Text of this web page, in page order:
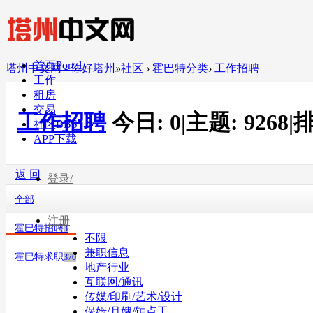
首页Portal
工作
租房
交易
社区BBS
APP下载
登录/
注册
塔州中文网 - 你好塔州 »社区 › 霍巴特分类› 工作招聘
工作招聘 今日: 0|主题: 9268|
返 回
全部
霍巴特招聘3
霍巴特求职370
不限
兼职信息
地产行业
互联网/通讯
传媒/印刷/艺术/设计